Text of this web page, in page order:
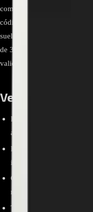
compatibles se identifica
código EAD63990503
suele describirse como
de 325 mm (puede variar
validar el código antes de
Ventajas y
Reemplazo directo por
ajustes mecánicos.
Restaura video estable
imagen por flex dañado.
Conectores FFC de
montaje sencillo.
Transmisión confiable de